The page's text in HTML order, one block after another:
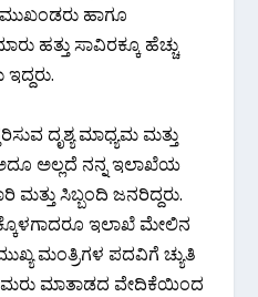
ಹಾಗೂ
ಹತ್ತು ಸಾವಿರಕ್ಕೂ ಹೆಚ್ಚು
ದೃಶ್ಯ ಮಾಧ್ಯಮ ಮತ್ತು
ಅದೂ ಅಲ್ಲದೆ ನನ್ನ ಇಲಾಖೆಯ
ಸಿಬ್ಬಂದಿ ಜನರಿದ್ದರು.
ಇಲಾಖೆ ಮೇಲಿನ
ಮಂತ್ರಿಗಳ ಪದವಿಗೆ ಚ್ಯುತಿ
ಮರು ಮಾತಾಡದ ವೇದಿಕೆಯಿಂದ